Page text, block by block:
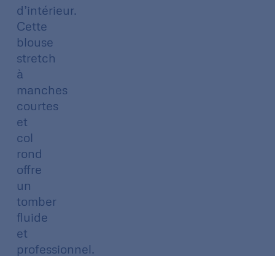
d’intérieur.
Cette
blouse
stretch
à
manches
courtes
et
col
rond
offre
un
tomber
fluide
et
professionnel.